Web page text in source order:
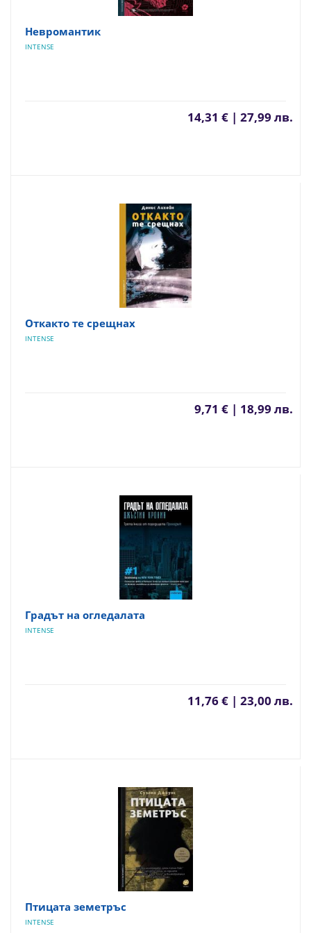
Невромантик
INTENSE
14,31 € | 27,99 лв.
Откакто те срещнах
INTENSE
9,71 € | 18,99 лв.
Градът на огледалата
INTENSE
11,76 € | 23,00 лв.
Птицата земетръс
INTENSE